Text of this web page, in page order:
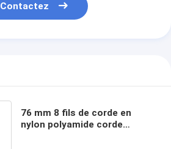
Contactez
76 mm 8 fils de corde en
nylon polyamide corde